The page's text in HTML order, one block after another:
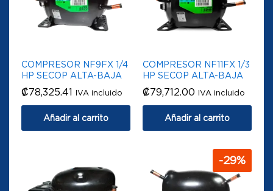
COMPRESOR NF9FX 1/4
HP SECOP ALTA-BAJA
₡78,325.41 IVA incluido
Añadir al carrito
COMPRESOR NF11FX 1/3
HP SECOP ALTA-BAJA
₡79,712.00 IVA incluido
Añadir al carrito
-29%